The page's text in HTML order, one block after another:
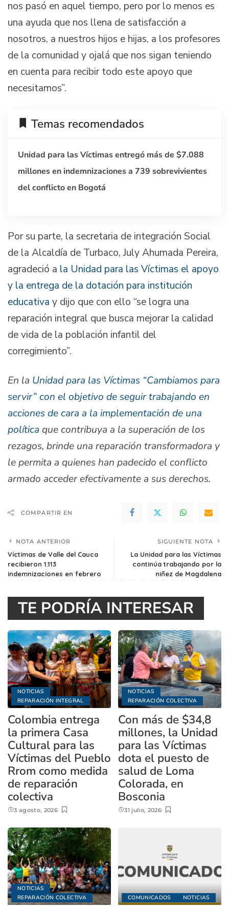
nos pasó en aquel tiempo, pero por lo menos es
una ayuda que nos llena de satisfacción a
nosotros, a nuestros hijos e hijas, a los profesores
de la comunidad y ojalá que nos sigan teniendo
en cuenta para recibir todo este apoyo que
necesitamos”.
Temas recomendados
Unidad para las Víctimas entregó más de $7.088
millones en indemnizaciones a 739 sobrevivientes
del conflicto en Bogotá
Por su parte, la secretaria de integración Social
de la Alcaldía de Turbaco, July Ahumada Pereira,
agradeció a la Unidad para las Víctimas el apoyo
y la entrega de la dotación para institución
educativa y dijo que con ello “se logra una
reparación integral que busca mejorar la calidad
de vida de la población infantil del
corregimiento”.
En la Unidad para las Víctimas “Cambiamos para
servir” con el objetivo de seguir trabajando en
acciones de cara a la implementación de una
política que contribuya a la superación de los
rezagos, brinde una reparación transformadora y
le permita a quienes han padecido el conflicto
armado acceder efectivamente a sus derechos.
COMPARTIR EN
NOTA ANTERIOR
Víctimas de Valle del Cauca
recibieron 1.113
indemnizaciones en febrero
SIGUIENTE NOTA
La Unidad para las Víctimas
continúa trabajando por la
niñez de Magdalena
TE PODRÍA INTERESAR
NOTICIAS
REPARACIÓN INTEGRAL
Colombia entrega
la primera Casa
Cultural para las
Víctimas del Pueblo
Rrom como medida
de reparación
colectiva
3 agosto, 2026
NOTICIAS
REPARACIÓN COLECTIVA
Con más de $34,8
millones, la Unidad
para las Víctimas
dota el puesto de
salud de Loma
Colorada, en
Bosconia
31 julio, 2026
NOTICIAS
REPARACIÓN COLECTIVA
COMUNICADOS NOTICIAS